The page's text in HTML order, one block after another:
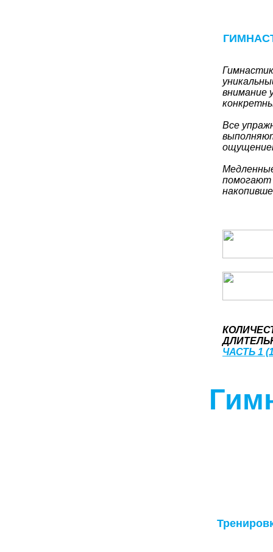
внимание
Все
помогают
ЧАСТЬ 1